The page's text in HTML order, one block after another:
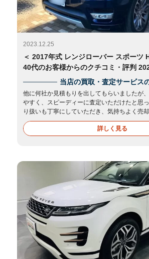
2023.12.25
＜ 2017年式 レンジローバー スポーツ
40代のお客
当店の買取・査定サービス
他に何社か見積もりを出してもらいましたが
やすく、スピーディーに査定いただけたと思
り扱いも丁寧にしていただき、気持ちよく売
した。ありがとうございました。
詳しく見る